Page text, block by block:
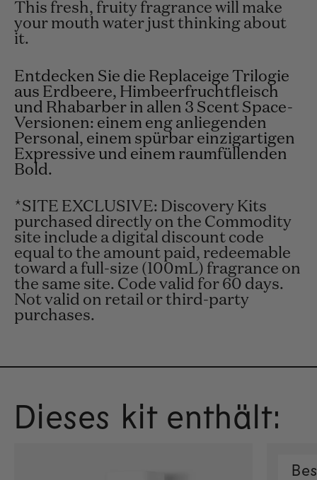
This fresh, fruity fragrance will make
your mouth water just thinking about
it.
Entdecken Sie die Replaceige Trilogie
aus Erdbeere, Himbeerfruchtfleisch
und Rhabarber in allen 3 Scent Space-
Versionen: einem eng anliegenden
Personal, einem spürbar einzigartigen
Expressive und einem raumfüllenden
Bold.
*SITE EXCLUSIVE: Discovery Kits
purchased directly on the Commodity
site include a digital discount code
equal to the amount paid, redeemable
toward a full-size (100mL) fragrance on
the same site. Code valid for 60 days.
Not valid on retail or third-party
purchases.
Dieses kit enthält: